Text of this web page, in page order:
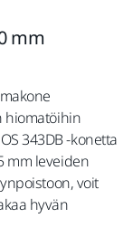
mm
hiomatöihin
343DB -konetta
mm leveiden
voit
hyvän